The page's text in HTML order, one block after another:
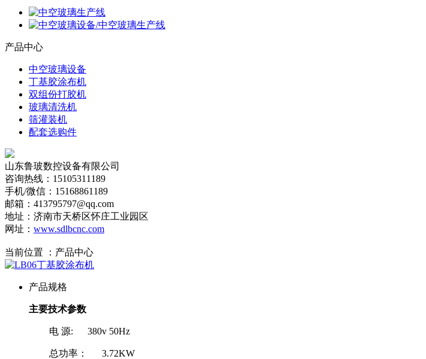
产品中心
中空玻璃设备
丁基胶涂布机
双组份打胶机
玻璃清洗机
筛灌装机
配套选购件
山东鲁玻数控设备有限公司
咨询热线：15105311189
手机/微信：15168861189
邮箱：413795797@qq.com
地址：济南市天桥区怀庄工业园区
网址： www.sdlbcnc.com
当前位置 ： 产品中心
产品规格
主要技术参数
电 源: 380v 50Hz
总功率： 3.72KW